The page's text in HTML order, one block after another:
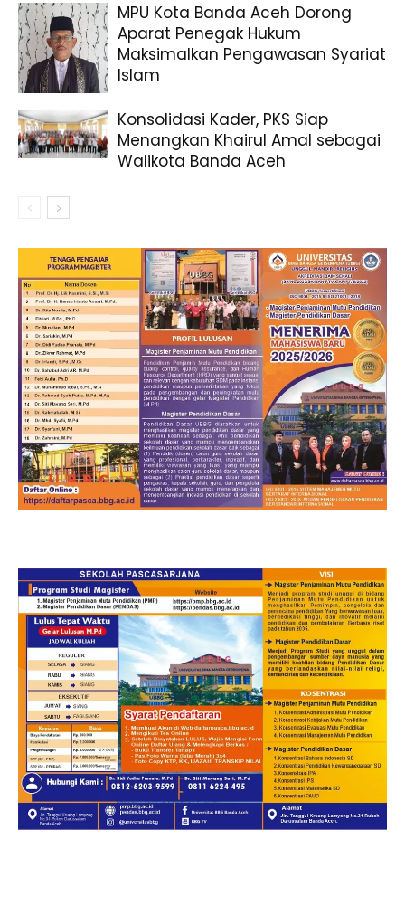
MPU Kota Banda Aceh Dorong
Aparat Penegak Hukum
Maksimalkan Pengawasan Syariat
Islam
Konsolidasi Kader, PKS Siap
Menangkan Khairul Amal sebagai
Walikota Banda Aceh